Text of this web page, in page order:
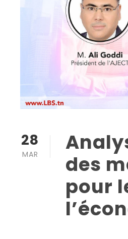
28
MAR
des
pour